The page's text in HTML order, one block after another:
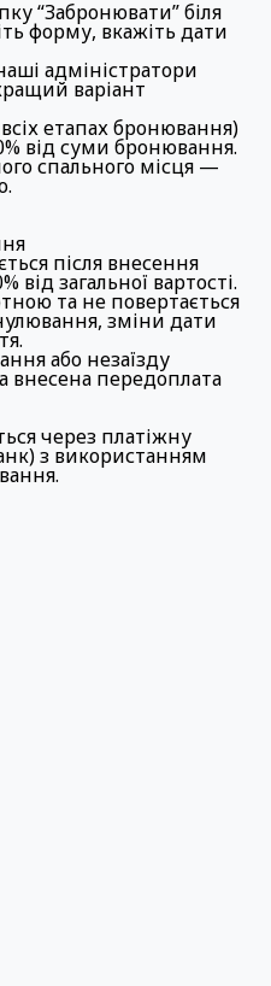
“Забронювати” біля
форму, вкажіть дати
адміністратори
варіант
етапах бронювання)
від суми бронювання.
спального місця —
після внесення
від загальної вартості.
та не повертається
зміни дати
або незаїзду
внесена передоплата
через платіжну
з використанням